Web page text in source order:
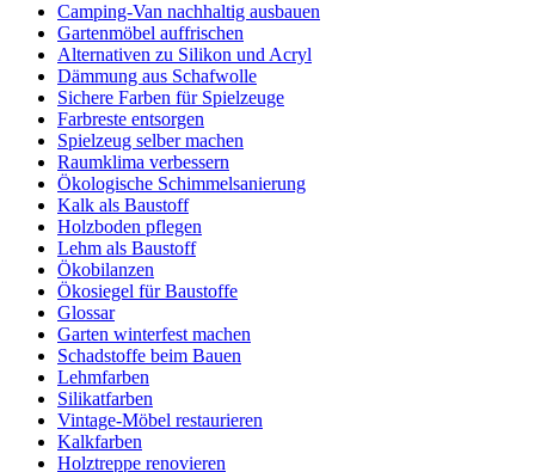
Camping-Van nachhaltig ausbauen
Gartenmöbel auffrischen
Alternativen zu Silikon und Acryl
Dämmung aus Schafwolle
Sichere Farben für Spielzeuge
Farbreste entsorgen
Spielzeug selber machen
Raumklima verbessern
Ökologische Schimmelsanierung
Kalk als Baustoff
Holzboden pflegen
Lehm als Baustoff
Ökobilanzen
Ökosiegel für Baustoffe
Glossar
Garten winterfest machen
Schadstoffe beim Bauen
Lehmfarben
Silikatfarben
Vintage-Möbel restaurieren
Kalkfarben
Holztreppe renovieren